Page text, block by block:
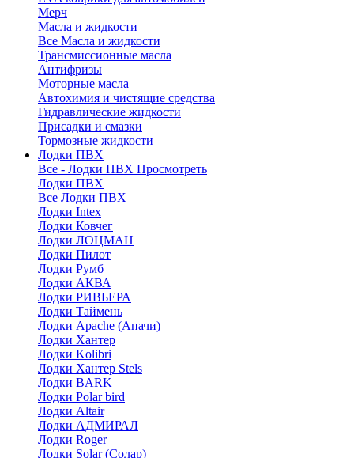
Мерч
Масла и жидкости
Все Масла и жидкости
Трансмиссионные масла
Антифризы
Моторные масла
Автохимия и чистящие средства
Гидравлические жидкости
Присадки и смазки
Тормозные жидкости
Лодки ПВХ
Все - Лодки ПВХ Просмотреть
Лодки ПВХ
Все Лодки ПВХ
Лодки Intex
Лодки Ковчег
Лодки ЛОЦМАН
Лодки Пилот
Лодки Румб
Лодки АКВА
Лодки РИВЬЕРА
Лодки Таймень
Лодки Apache (Апачи)
Лодки Хантер
Лодки Kolibri
Лодки Хантер Stels
Лодки BARK
Лодки Polar bird
Лодки Altair
Лодки АДМИРАЛ
Лодки Roger
Лодки Solar (Солар)